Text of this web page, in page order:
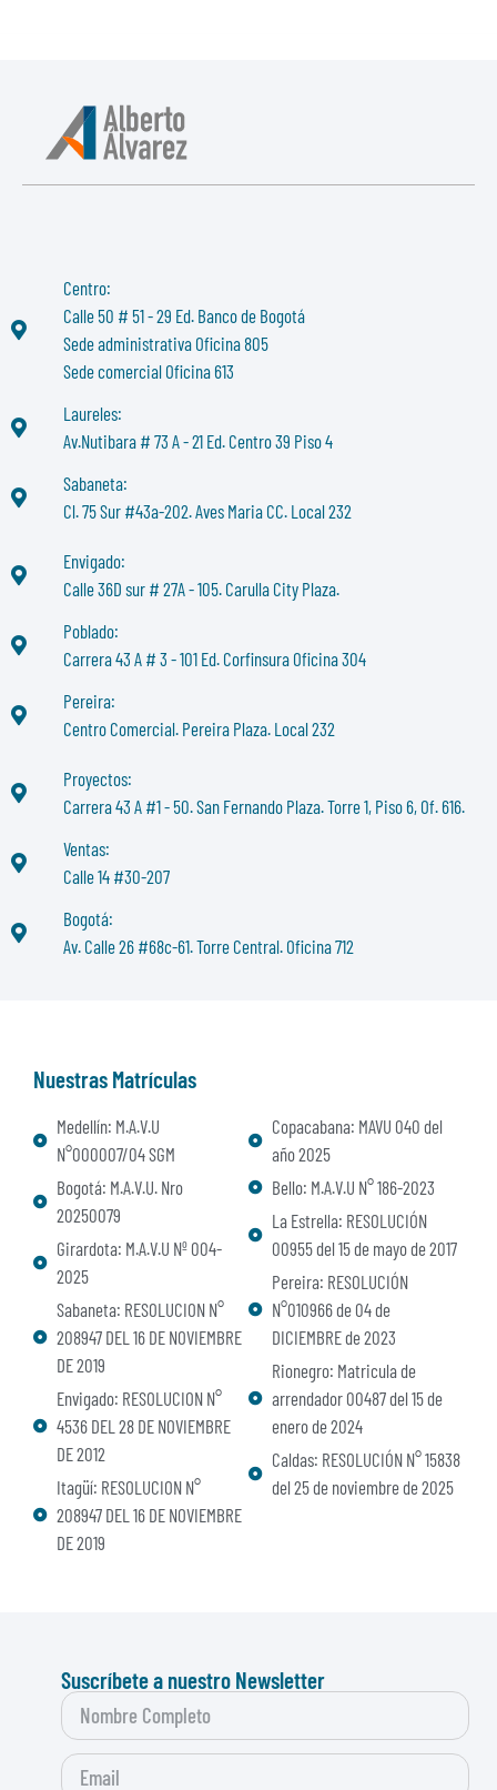
Centro:
Calle 50 # 51 - 29 Ed. Banco de Bogotá
Sede administrativa Oficina 805
Sede comercial Oficina 613
Laureles:
Av.Nutibara # 73 A - 21 Ed. Centro 39 Piso 4
Sabaneta:
Cl. 75 Sur #43a-202. Aves Maria CC. Local 232
Envigado:
Calle 36D sur # 27A - 105. Carulla City Plaza.
Poblado:
Carrera 43 A # 3 - 101 Ed. Corfinsura Oficina 304
Pereira:
Centro Comercial. Pereira Plaza. Local 232
Proyectos:
Carrera 43 A #1 - 50. San Fernando Plaza. Torre 1, Piso 6, Of. 616.
Ventas:
Calle 14 #30-207
Bogotá:
Av. Calle 26 #68c-61. Torre Central. Oficina 712
Nuestras Matrículas
Medellín: M.A.V.U
N°000007/04 SGM
Bogotá: M.A.V.U. Nro
20250079
Girardota: M.A.V.U Nº 004-
2025
Sabaneta: RESOLUCION N°
208947 DEL 16 DE NOVIEMBRE
DE 2019
Envigado: RESOLUCION N°
4536 DEL 28 DE NOVIEMBRE
DE 2012
Itagüí: RESOLUCION N°
208947 DEL 16 DE NOVIEMBRE
DE 2019
Copacabana: MAVU 040 del
año 2025
Bello: M.A.V.U N° 186-2023
La Estrella: RESOLUCIÓN
00955 del 15 de mayo de 2017
Pereira: RESOLUCIÓN
N°010966 de 04 de
DICIEMBRE de 2023
Rionegro: Matricula de
arrendador 00487 del 15 de
enero de 2024
Caldas: RESOLUCIÓN N° 15838
del 25 de noviembre de 2025
Suscríbete a nuestro Newsletter